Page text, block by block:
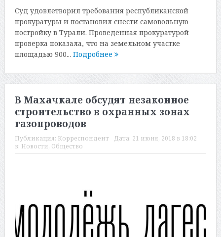
Суд удовлетворил требования республиканской
прокуратуры и постановил снести самовольную
постройку в Турали. Проведенная прокуратурой
проверка показала, что на земельном участке
площадью 900... Подробнее
В Махачкале обсудят незаконное
строительство в охранных зонах
газопроводов
Публикация: Корреспондент Дата: 21 июня, 2018 в 18:02
в: Новости, Общество